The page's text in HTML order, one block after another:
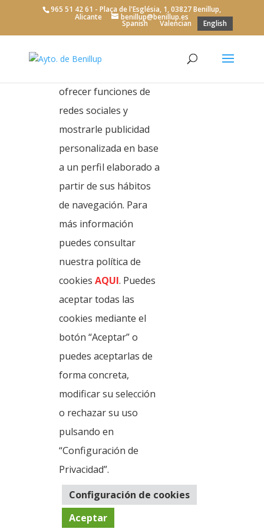
965 51 42 61 - Plaça de l'Església, 1, 03827 Benillup,
Alicante benillup@benillup.es
Spanish Valencian English
Town Planning
Public
Participation Plan
Benillup General Urban
Planning Plan
Airline
Photos and multimedia
Cookies policy
análisis del tráfico
web, personalizar el
contenido mediante
ofrecer funciones de
redes sociales y
mostrarle publicidad
personalizada en base
a un perfil elaborado a
partir de sus hábitos
de navegación. Para
más información
puedes consultar
nuestra política de
cookies AQUI. Puedes
aceptar todas las
cookies mediante el
botón “Aceptar” o
puedes aceptarlas de
forma concreta,
modificar su selección
o rechazar su uso
pulsando en
“Configuración de
Privacidad”.
Configuración de cookies
Aceptar